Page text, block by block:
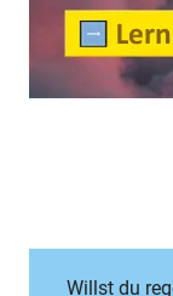
Willst du